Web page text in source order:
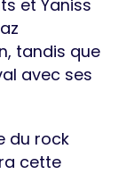
et Yaniss
tandis que
avec ses
du rock
cette